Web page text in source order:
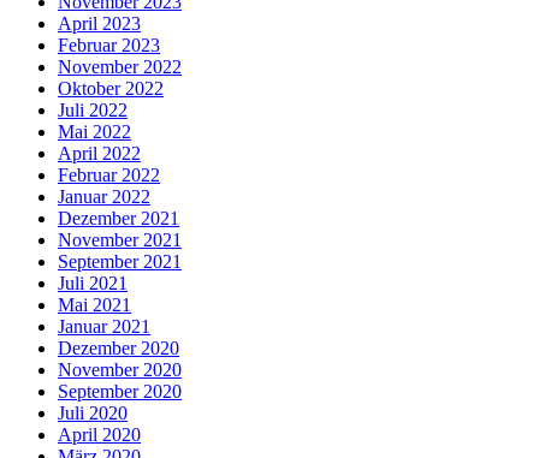
April 2023
Februar 2023
November 2022
Oktober 2022
Juli 2022
Mai 2022
April 2022
Februar 2022
Januar 2022
Dezember 2021
November 2021
September 2021
Juli 2021
Mai 2021
Januar 2021
Dezember 2020
November 2020
September 2020
Juli 2020
April 2020